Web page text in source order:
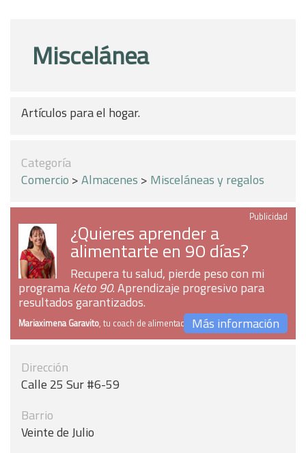
Miscelánea
Artículos para el hogar.
Categoría
Comercio >Almacenes > Misceláneas y regalos
Publicidad
¿Quieres aprender a
alimentarte en 90 días?
Recupera tu salud, pierde peso con mi
programaKeto 90. Aprendizaje progresivo para
resultados garantizados.
Mariaximena Garavito, tu coach de alimentaciónMás información
Dirección
Calle 25 Sur #6-59
Barrio
Veinte de Julio